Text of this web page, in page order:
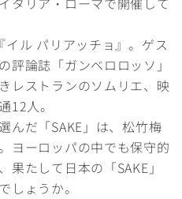
ル パリアッチョ』。ゲス
評論誌「ガンベロロッソ」
レストランのソムリエ、映
12人。
んだ「SAKE」は、松竹梅
ヨーロッパの中でも保守的
たして日本の「SAKE」
しょうか。